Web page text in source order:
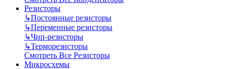
Резисторы
↳Постоянные резисторы
↳Переменные резисторы
↳Чип-резисторы
↳Терморезисторы
Смотреть Все Резисторы
Микросхемы